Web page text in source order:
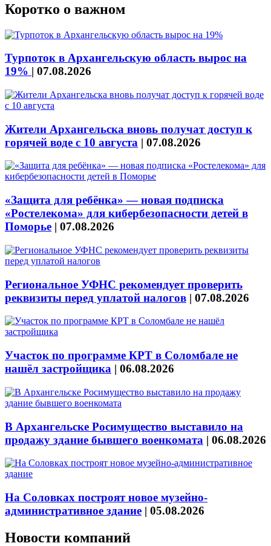
Коротко о важном
Турпоток в Архангельскую область вырос на
19% | 07.08.2026
Жители Архангельска вновь получат доступ к
горячей воде с 10 августа | 07.08.2026
«Защита для ребёнка» — новая подписка
«Ростелекома» для кибербезопасности детей в
Поморье | 07.08.2026
Региональное УФНС рекомендует проверить
реквизиты перед уплатой налогов | 07.08.2026
Участок по программе КРТ в Соломбале не
нашёл застройщика | 06.08.2026
В Архангельске Росимущество выставило на
продажу здание бывшего военкомата | 06.08.2026
На Соловках построят новое музейно-
административное здание | 05.08.2026
Новости компаний